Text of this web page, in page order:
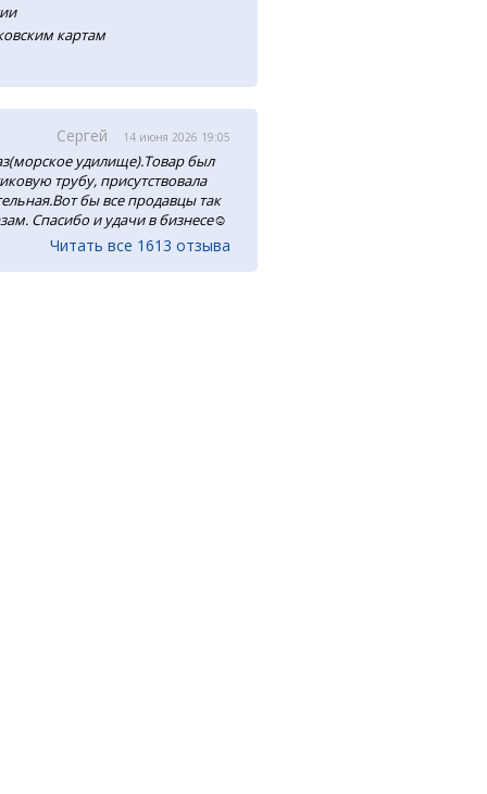
картам
Сергей 14 июня 2026 19:05
удилище).Товар был
трубу, присутствовала
бы все продавцы так
Спасибо и удачи в бизнесе☺️
Читать все 1613 отзыва